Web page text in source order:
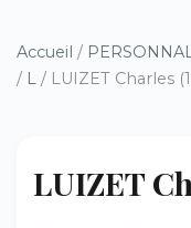
Accueil /
/ L / LUIZET Charles
LUIZET